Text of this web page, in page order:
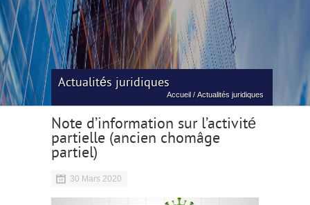
Actualités juridiques
Accueil / Actualités juridiques
Note d’information sur l’activité
partielle (ancien chomâge
partiel)
30 Mars 2020